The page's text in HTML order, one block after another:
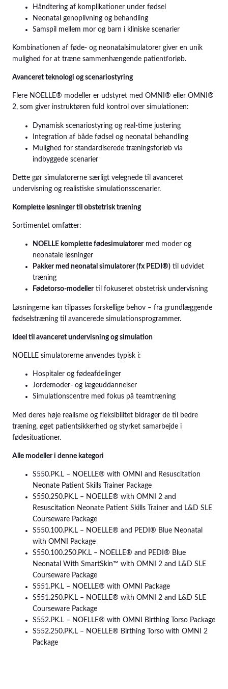
Håndtering af komplikationer under fødsel
Neonatal genoplivning og behandling
Samspil mellem mor og barn i kliniske scenarier
Kombinationen af føde- og neonatalsimulatorer giver en unik
mulighed for at træne sammenhængende patientforløb.
Avanceret teknologi og scenariostyring
Flere NOELLE® modeller er udstyret med OMNI® eller OMNI®
2, som giver instruktøren fuld kontrol over simulationen:
Dynamisk scenariostyring og real-time justering
Integration af både fødsel og neonatal behandling
Mulighed for standardiserede træningsforløb via
indbyggede scenarier
Dette gør simulatorerne særligt velegnede til avanceret
undervisning og realistiske simulationsscenarier.
Komplette løsninger til obstetrisk træning
Sortimentet omfatter:
NOELLE komplette fødesimulatorermed moder og
neonatale løsninger
Pakker med neonatal simulatorer (fx PEDI®) til udvidet
træning
Fødetorso-modellertil fokuseret obstetrisk undervisning
Løsningerne kan tilpasses forskellige behov – fra grundlæggende
fødselstræning til avancerede simulationsprogrammer.
Ideel til avanceret undervisning og simulation
NOELLE simulatorerne anvendes typisk i:
Hospitaler og fødeafdelinger
Jordemoder- og lægeuddannelser
Simulationscentre med fokus på teamtræning
Med deres høje realisme og fleksibilitet bidrager de til bedre
træning, øget patientsikkerhed og styrket samarbejde i
fødesituationer.
Alle modeller i denne kategori
S550.PK.L – NOELLE® with OMNI and Resuscitation
Neonate Patient Skills Trainer Package
S550.250.PK.L – NOELLE® with OMNI 2 and
Resuscitation Neonate Patient Skills Trainer and L&D SLE
Courseware Package
S550.100.PK.L – NOELLE® and PEDI® Blue Neonatal
with OMNI Package
S550.100.250.PK.L – NOELLE® and PEDI® Blue
Neonatal With SmartSkin™ with OMNI 2 and L&D SLE
Courseware Package
S551.PK.L – NOELLE® with OMNI Package
S551.250.PK.L – NOELLE® with OMNI 2 and L&D SLE
Courseware Package
S552.PK.L – NOELLE® with OMNI Birthing Torso Package
S552.250.PK.L – NOELLE® Birthing Torso with OMNI 2
Package